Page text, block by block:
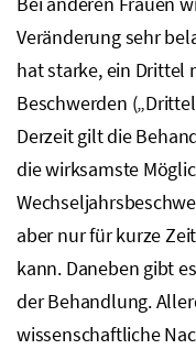
Veränderung sehr
hat starke, ein Drittel
Beschwerden
Derzeit gilt die
die wirksamste
aber nur für kurze
kann. Daneben gibt
der Behandlung.
wissenschaftliche